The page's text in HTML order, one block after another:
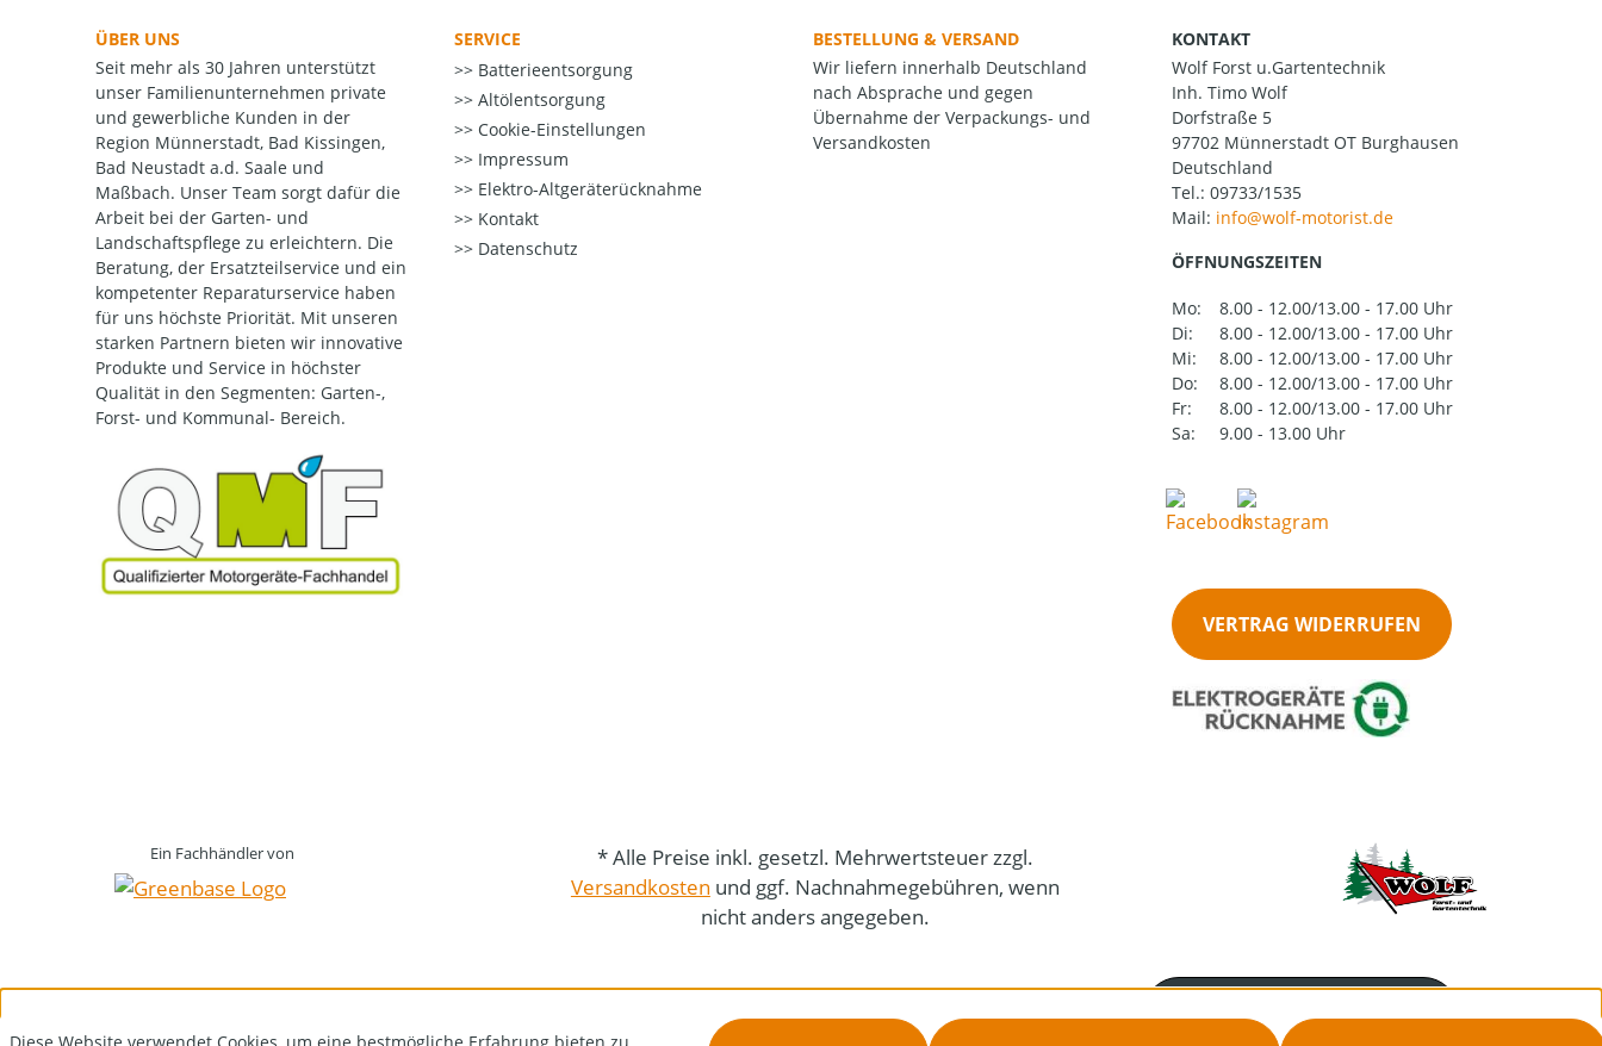
ÜBER UNS
Seit mehr als 30 Jahren unterstützt
unser Familienunternehmen private
und gewerbliche Kunden in der
Region Münnerstadt, Bad Kissingen,
Bad Neustadt a.d. Saale und
Maßbach. Unser Team sorgt dafür die
Arbeit bei der Garten- und
Landschaftspflege zu erleichtern. Die
Beratung, der Ersatzteilservice und ein
kompetenter Reparaturservice haben
für uns höchste Priorität. Mit unseren
starken Partnern bieten wir innovative
Produkte und Service in höchster
Qualität in den Segmenten: Garten-,
Forst- und Kommunal- Bereich.
SERVICE
Batterieentsorgung
Altölentsorgung
Cookie-Einstellungen
Impressum
Elektro-Altgeräterücknahme
Kontakt
Datenschutz
BESTELLUNG & VERSAND
Wir liefern innerhalb Deutschland
nach Absprache und gegen
Übernahme der Verpackungs- und
Versandkosten
KONTAKT
Wolf Forst u.Gartentechnik
Inh. Timo Wolf
Dorfstraße 5
97702 Münnerstadt OT Burghausen
Deutschland
Tel.: 09733/1535
Mail:
ÖFFNUNGSZEITEN
Mo:
8.00 - 12.00/13.00 - 17.00 Uhr
Di:
8.00 - 12.00/13.00 - 17.00 Uhr
Mi:
8.00 - 12.00/13.00 - 17.00 Uhr
Do:
8.00 - 12.00/13.00 - 17.00 Uhr
Fr:
8.00 - 12.00/13.00 - 17.00 Uhr
Sa:
9.00 - 13.00 Uhr
VERTRAG WIDERRUFEN
Ein Fachhändler von
* Alle Preise inkl. gesetzl. Mehrwertsteuer zzgl.
Versandkosten und ggf. Nachnahmegebühren, wenn
nicht anders angegeben.
09733/1535